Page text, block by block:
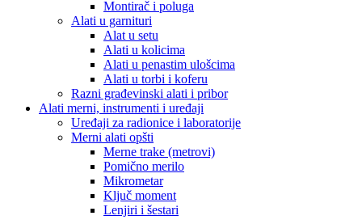
Montirač i poluga
Alati u garnituri
Alat u setu
Alati u kolicima
Alati u penastim ulošcima
Alati u torbi i koferu
Razni građevinski alati i pribor
Alati merni, instrumenti i uređaji
Uređaji za radionice i laboratorije
Merni alati opšti
Merne trake (metrovi)
Pomično merilo
Mikrometar
Ključ moment
Lenjiri i šestari